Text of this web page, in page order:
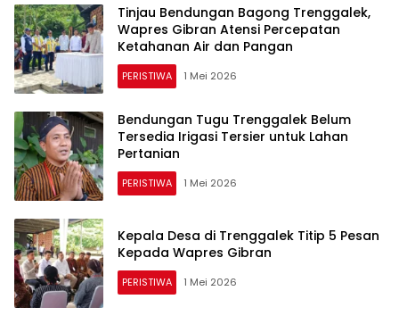
Tinjau Bendungan Bagong Trenggalek,
Wapres Gibran Atensi Percepatan
Ketahanan Air dan Pangan
PERISTIWA 1 Mei 2026
Bendungan Tugu Trenggalek Belum
Tersedia Irigasi Tersier untuk Lahan
Pertanian
PERISTIWA 1 Mei 2026
Kepala Desa di Trenggalek Titip 5 Pesan
Kepada Wapres Gibran
PERISTIWA 1 Mei 2026